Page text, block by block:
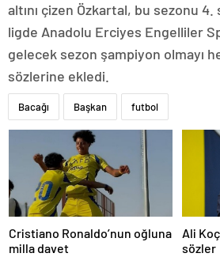
altını çizen Özkartal, bu sezonu
ligde Anadolu Erciyes Engelliler
gelecek sezon şampiyon olmayı
sözlerine ekledi.
Bacağı Başkan futbol
Cristiano Ronaldo’nun oğluna
milla davet
Ali
sözler